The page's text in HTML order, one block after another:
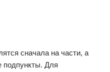
сначала на части, а
подпункты. Для